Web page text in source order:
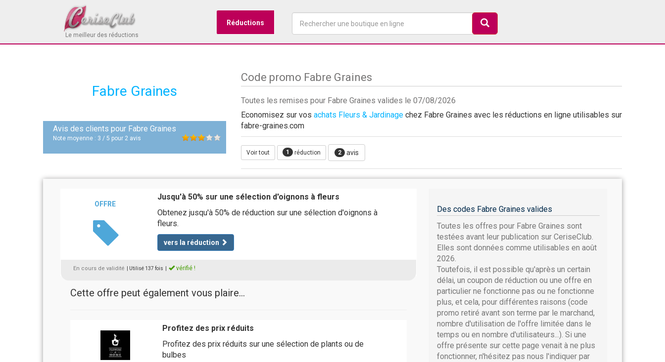
Le meilleur des réductions
Réductions
Fabre Graines
Avis des clients pour Fabre Graines
Note moyenne : 3 / 5 pour 2 avis
Code promo Fabre Graines
Toutes les remises pour Fabre Graines valides le 07/08/2026
Economisez sur vos achats Fleurs & Jardinage chez Fabre Graines avec les réductions en ligne utilisables sur
fabre-graines.com
Voir tout 1 réduction 2 avis
OFFRE
Jusqu'à 50% sur une sélection d'oignons à fleurs
Obtenez jusqu'à 50% de réduction sur une sélection d'oignons à
fleurs.
vers la réduction
En cours de validité | Utilisé 137 fois vérifié !
Cette offre peut également vous plaire...
Profitez des prix réduits
Profitez des prix réduits sur une sélection de plants ou de
bulbes
Des codes Fabre Graines valides
Toutes les offres pour Fabre Graines sont
testées avant leur publication sur CeriseClub.
Elles sont données comme utilisables en août
2026.
Toutefois, il est possible qu'après un certain
délai, un coupon de réduction ou une offre en
particulier ne fonctionne pas ou ne fonctionne
plus, et cela, pour différentes raisons (code
promo retiré avant son terme par le marchand,
nombre d'utilisation de l'offre limitée dans le
temps ou en nombre d'utilisateurs...). Si une
offre présente sur cette page venait à ne plus
fonctionner, n'hésitez pas nous l'indiquer par